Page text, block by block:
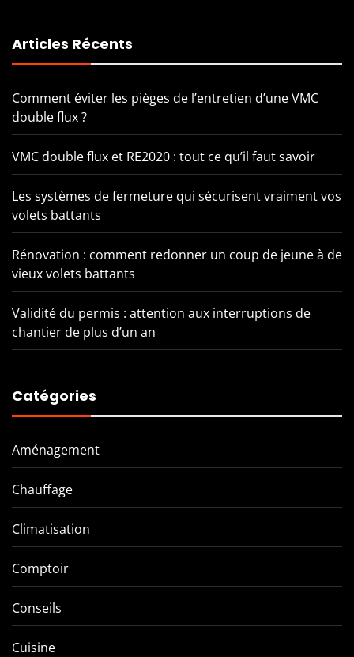
Articles Récents
Comment éviter les pièges de l’entretien d’une VMC
double flux ?
VMC double flux et RE2020 : tout ce qu’il faut savoir
Les systèmes de fermeture qui sécurisent vraiment vos
volets battants
Rénovation : comment redonner un coup de jeune à de
vieux volets battants
Validité du permis : attention aux interruptions de
chantier de plus d’un an
Catégories
Aménagement
Chauffage
Climatisation
Comptoir
Conseils
Cuisine